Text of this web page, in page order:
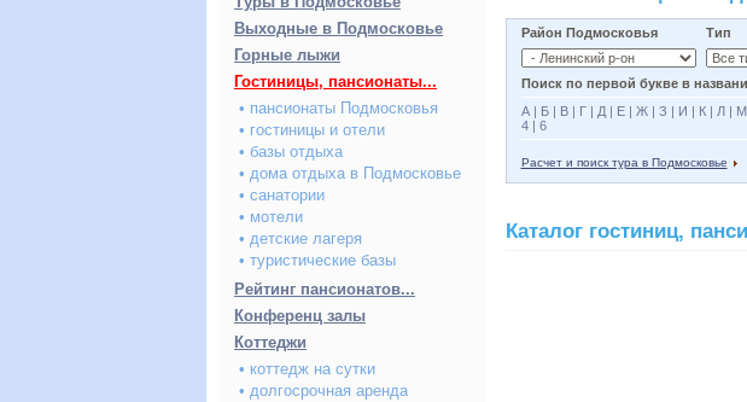
Выходные в Подмосковье
Горные лыжи
Гостиницы, пансионаты...
• пансионаты Подмосковья
• гостиницы и отели
• базы отдыха
• дома отдыха в Подмосковье
• санатории
• мотели
• детские лагеря
• туристические базы
Рейтинг пансионатов...
Конференц залы
Коттеджи
• коттедж на сутки
• долгосрочная аренда
Район Подмосковья Тип
Поиск по первой букве в
А| Б| В| Г| Д| Е| Ж| З | И | К| Л| М
4| 6
Расчет и поиск тура в Подмосковье
Каталог гостиниц,